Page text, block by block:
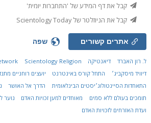
קבל את דף המידע של 'התחברות יומית'
קבל את הניוזלטר של Scientology Today
אתרים קשורים שפה
ל. רון האברד דיאנטיקה
Scientology Religion
דיוויד מיסקביג׳
התחל קורס באינטרנט
יועצים רוחניים
התאחדות הסיינטולוג׳יסטים הבינלאומית
הדרך אל האושר
תומכים בעולם ללא סמים
מאוחדים למען זכויות האדם
נוער
ועדת האזרחים לזכויות האדם